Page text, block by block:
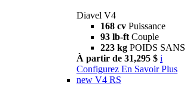
Diavel V4
168 cv Puissance
93 lb-ft Couple
223 kg POIDS
À partir de 31,295 $ i
Configurez En Savoir Plus
new V4 RS